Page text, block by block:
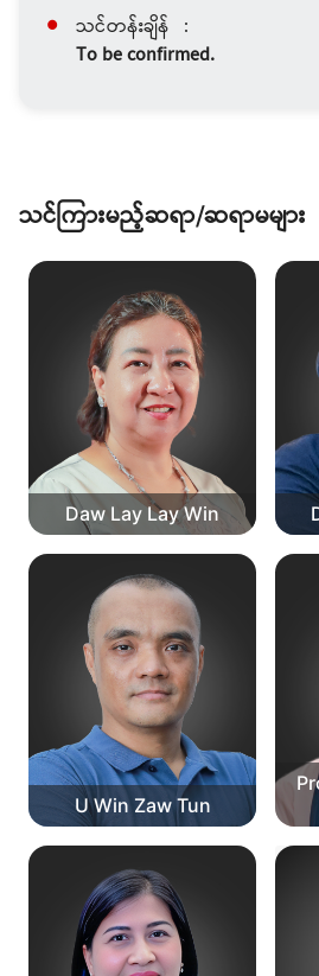
သင်တန်းချိန် :
To be confirmed.
သင်ကြားမည့်ဆရာ/ဆရာမများ
Daw Lay Lay Win
U Win Zaw Tun